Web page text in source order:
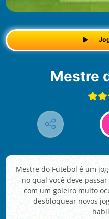
Mestre do Futebol é um
no qual você deve
com um goleiro muito
desbloquear novos